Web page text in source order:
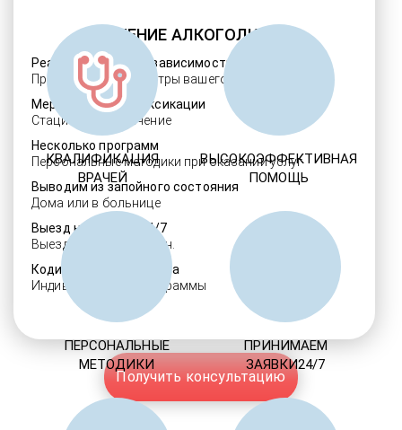
ЛЕЧЕНИЕ АЛКОГОЛИЗМА
Реабилитация алкозависимости
Проверенные ребцентры вашего региона
Мероприятия детоксикации
Стационарное лечение
Несколько программ
Персональные методики при оказании услуг
Выводим из запойного состояния
Дома или в больнице
Выезд нарколога 24/7
Выезд в течение 30 мин.
Кодировка алкоголизма
Индивидуальные программы
Получить консультацию
КВАЛИФИКАЦИЯ
ВРАЧЕЙ
ВЫСОКОЭФФЕКТИВНАЯ
ПОМОЩЬ
ПЕРСОНАЛЬНЫЕ
МЕТОДИКИ
ПРИНИМАЕМ
ЗАЯВКИ24/7